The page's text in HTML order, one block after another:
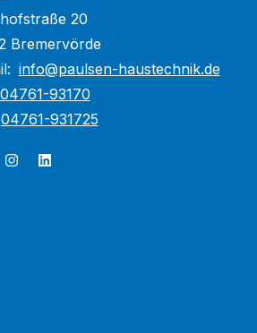
20
Bremervörde
info@paulsen-haustechnik.de
04761-93170
04761-931725